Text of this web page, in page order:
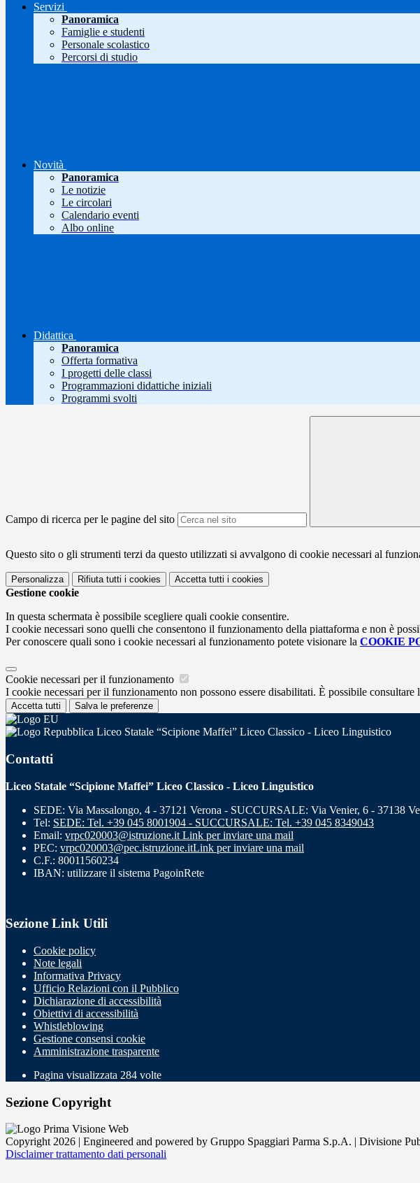
Servizi
Panoramica
Famiglie e studenti
Personale scolastico
Percorsi di studio
Novità
Panoramica
Le notizie
Le circolari
Calendario eventi
Albo online
Didattica
Panoramica
Offerta formativa
I progetti delle classi
Programmazioni didattiche iniziali
Programmi svolti
Campo di ricerca per le pagine del sito
Questo sito o gli strumenti terzi da questo utilizzati si avvalgono di cookie necessari al
Personalizza Rifiuta tutti i cookies Accetta tutti i cookies
Gestione cookie
In questa schermata è possibile scegliere quali cookie consentire.
I cookie necessari sono quelli che consentono il funzionamento della piattaforma e non è
Per conoscere quali sono i cookie necessari al funzionamento potete visionare la COOKIE
Cookie necessari per il funzionamento
I cookie necessari per il funzionamento non possono essere disabilitati. È possibile
Accetta tutti Salva le preferenze
Liceo Statale “Scipione Maffei” Liceo Classico - Liceo Linguistico
Contatti
Liceo Statale “Scipione Maffei” Liceo Classico - Liceo Linguistico
SEDE: Via Massalongo, 4 - 37121 Verona - SUCCURSALE: Via Venier, 6 - 37138
Tel: SEDE: Tel. +39 045 8001904 - SUCCURSALE: Tel. +39 045 8349043
Email: vrpc020003@istruzione.it Link per inviare una mail
PEC: vrpc020003@pec.istruzione.itLink per inviare una mail
C.F.: 80011560234
IBAN: utilizzare il sistema PagoinRete
Sezione Link Utili
Cookie policy
Note legali
Informativa Privacy
Ufficio Relazioni con il Pubblico
Dichiarazione di accessibilità
Obiettivi di accessibilità
Whistleblowing
Gestione consensi cookie
Amministrazione trasparente
Pagina visualizzata 284 volte
Sezione Copyright
Copyright 2026 | Engineered and powered by Gruppo Spaggiari Parma S.p.A. | Divisione
Disclaimer trattamento dati personali